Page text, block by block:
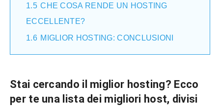
1.5 CHE COSA RENDE UN HOSTING
ECCELLENTE?
1.6 MIGLIOR HOSTING: CONCLUSIONI
Stai cercando il miglior hosting? Ecco
per te una lista dei migliori host, divisi